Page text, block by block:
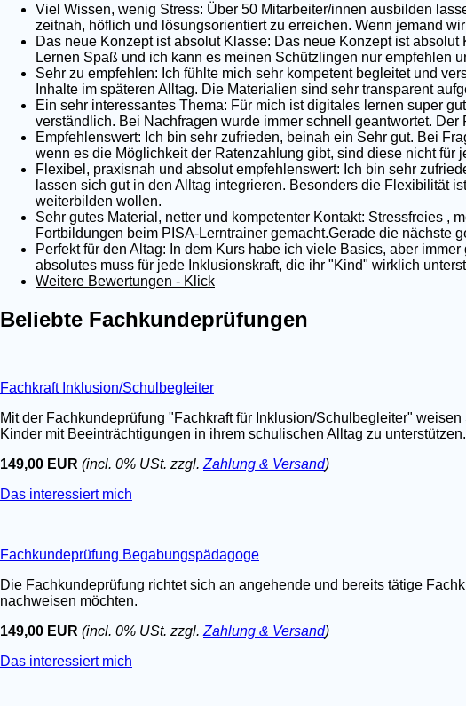
Viel Wissen, wenig Stress: Über 50 Mitarbeiter/innen ausbilden
zeitnah, höflich und lösungsorientiert zu erreichen. Wenn jemand
Das neue Konzept ist absolut Klasse: Das neue Konzept ist
Lernen Spaß und ich kann es meinen Schützlingen nur empfehlen
Sehr zu empfehlen: Ich fühlte mich sehr kompetent begleitet und
Inhalte im späteren Alltag. Die Materialien sind sehr transparent
Ein sehr interessantes Thema: Für mich ist digitales lernen super
verständlich. Bei Nachfragen wurde immer schnell geantwortet.
Empfehlenswert: Ich bin sehr zufrieden, beinah ein Sehr gut. Bei
wenn es die Möglichkeit der Ratenzahlung gibt, sind diese nicht
Flexibel, praxisnah und absolut empfehlenswert: Ich bin sehr
lassen sich gut in den Alltag integrieren. Besonders die Flexibilität
weiterbilden wollen.
Sehr gutes Material, netter und kompetenter Kontakt: Stressfreies ,
Fortbildungen beim PISA-Lerntrainer gemacht.Gerade die nächste
Perfekt für den Altag: In dem Kurs habe ich viele Basics, aber
absolutes muss für jede Inklusionskraft, die ihr "Kind" wirklich
Weitere Bewertungen - Klick
Beliebte Fachkundeprüfungen
Fachkraft Inklusion/Schulbegleiter
Mit der Fachkundeprüfung "Fachkraft für Inklusion/Schulbegleiter"
Kinder mit Beeinträchtigungen in ihrem schulischen Alltag zu unterstützen.
149,00 EUR (incl. 0% USt. zzgl. Zahlung & Versand)
Das interessiert mich
Fachkundeprüfung Begabungspädagoge
Die Fachkundeprüfung richtet sich an angehende und bereits tätige
nachweisen möchten.
149,00 EUR (incl. 0% USt. zzgl. Zahlung & Versand)
Das interessiert mich